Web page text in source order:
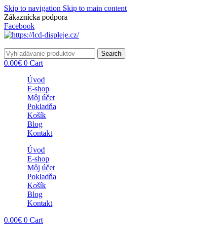
Skip to navigation Skip to main content
Zákaznícka podpora
Facebook
Search
0.00€ 0 Cart
Úvod
E-shop
Môj účet
Pokladňa
Košík
Blog
Kontakt
Úvod
E-shop
Môj účet
Pokladňa
Košík
Blog
Kontakt
0.00€ 0 Cart